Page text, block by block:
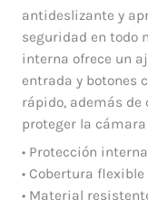
antideslizante y
seguridad en todo
interna ofrece un
entrada y botones
rápido, además de
proteger la
• Protección
• Cobertura
• Material